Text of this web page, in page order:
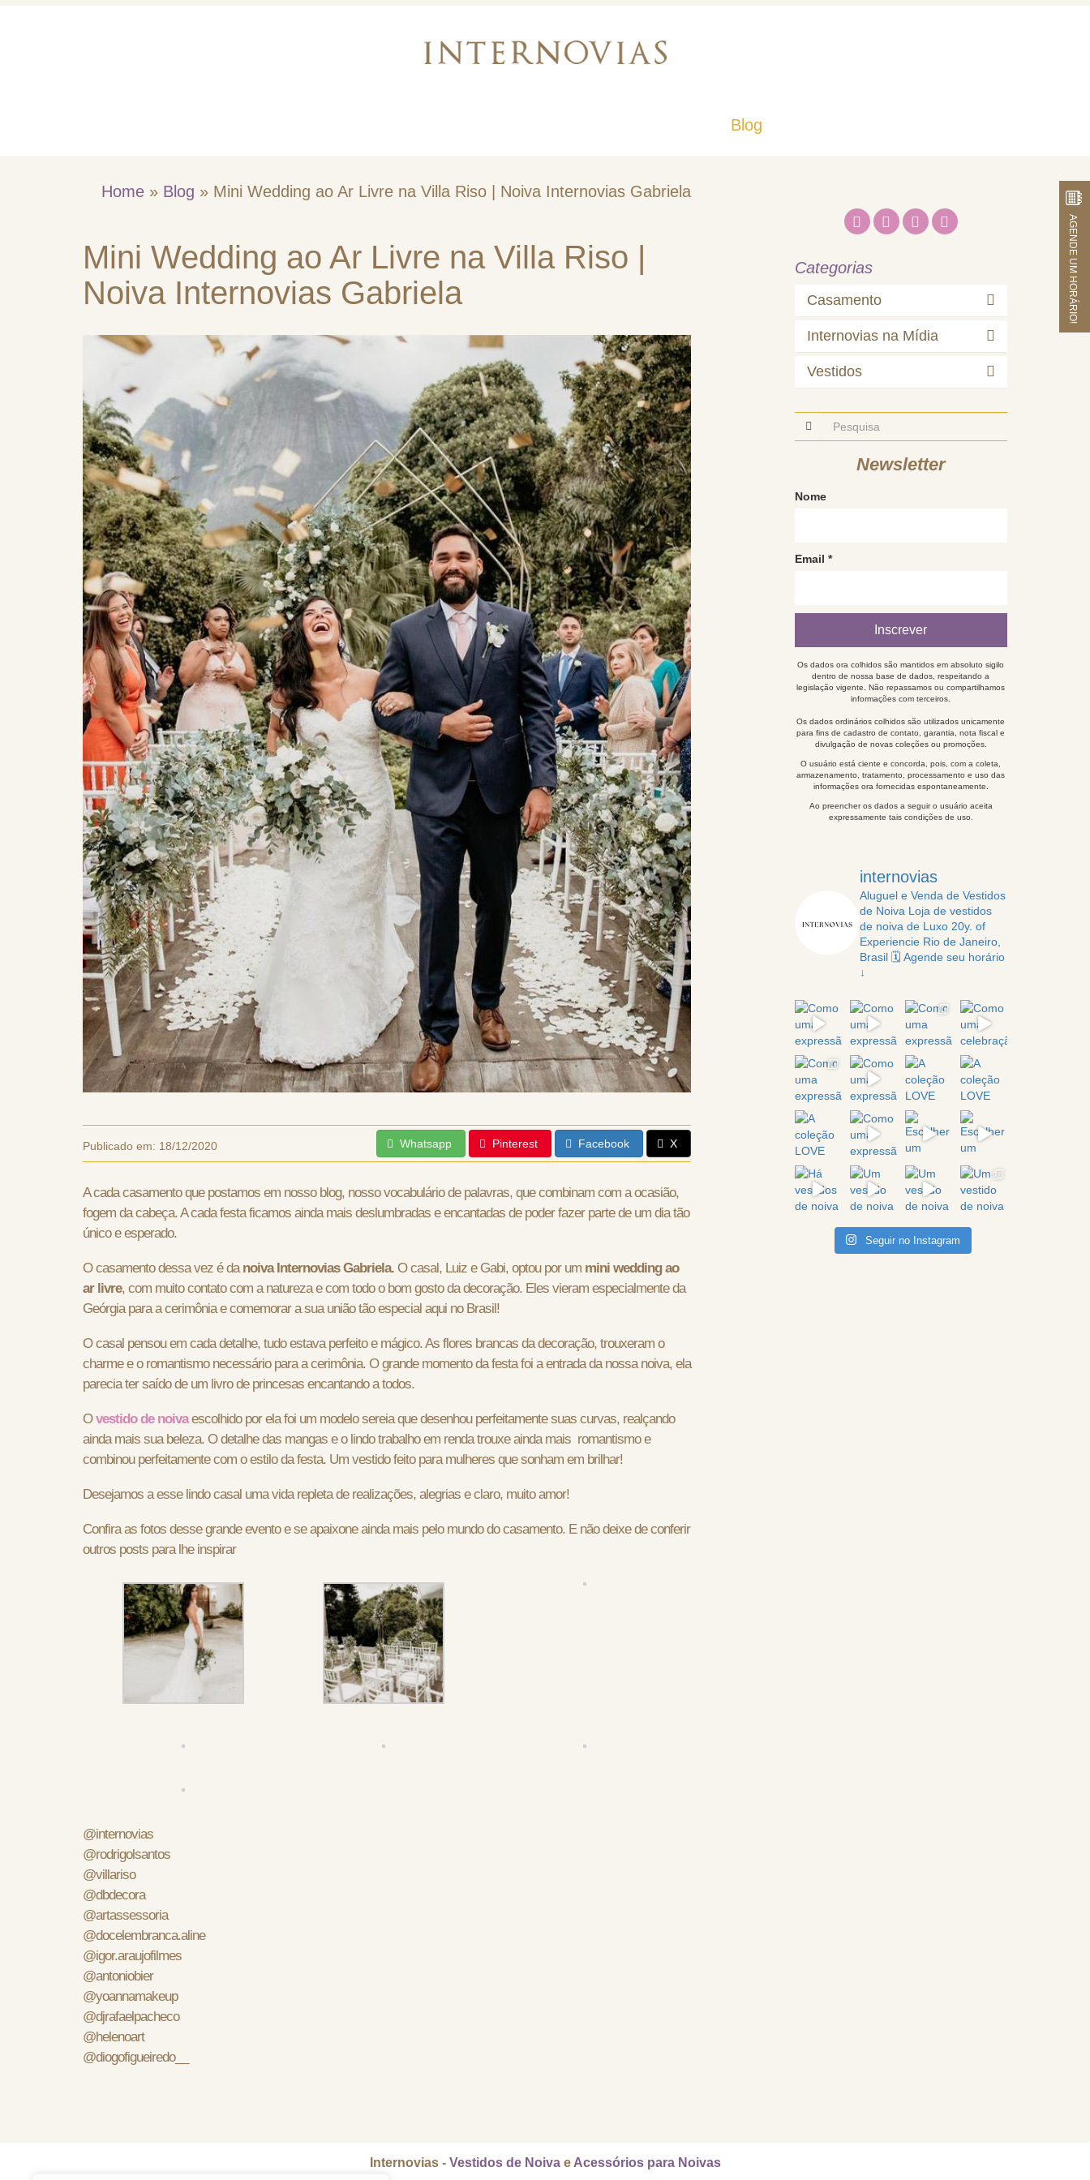
Blog
Home » Blog » Mini Wedding ao Ar Livre na Villa Riso | Noiva Internovias Gabriela
Mini Wedding ao Ar Livre na Villa Riso |
Noiva Internovias Gabriela
Publicado em: 18/12/2020 Whatsapp Pinterest Facebook X
A cada casamento que postamos em nosso blog, nosso vocabulário de palavras, que combinam com a ocasião,
fogem da cabeça. A cada festa ficamos ainda mais deslumbradas e encantadas de poder fazer parte de um dia tão
único e esperado.
O casamento dessa vez é danoiva Internovias Gabriela. O casal, Luiz e Gabi, optou por um mini wedding ao
ar livre, com muito contato com a natureza e com todo o bom gosto da decoração. Eles vieram especialmente da
Geórgia para a cerimônia e comemorar a sua união tão especial aqui no Brasil!
O casal pensou em cada detalhe, tudo estava perfeito e mágico. As flores brancas da decoração, trouxeram o
charme e o romantismo necessário para a cerimônia. O grande momento da festa foi a entrada da nossa noiva, ela
parecia ter saído de um livro de princesas encantando a todos.
Ovestido de noivaescolhido por ela foi um modelo sereia que desenhou perfeitamente suas curvas, realçando
ainda mais sua beleza. O detalhe das mangas e o lindo trabalho em renda trouxe ainda mais romantismo e
combinou perfeitamente com o estilo da festa. Um vestido feito para mulheres que sonham em brilhar!
Desejamos a esse lindo casal uma vida repleta de realizações, alegrias e claro, muito amor!
Confira as fotos desse grande evento e se apaixone ainda mais pelo mundo do casamento. E não deixe de conferir
outros posts para lhe inspirar
@internovias
@rodrigolsantos
@villariso
@dbdecora
@artassessoria
@docelembranca.aline
@igor.araujofilmes
@antoniobier
@yoannamakeup
@djrafaelpacheco
@helenoart
@diogofigueiredo__
Categorias
Casamento
Internovias na Mídia
Vestidos
Newsletter
Nome
Email *
Os dados ora colhidos são mantidos em absoluto sigilo
dentro de nossa base de dados, respeitando a
legislação vigente. Não repassamos ou compartilhamos
informações com terceiros.
Os dados ordinários colhidos são utilizados unicamente
para fins de cadastro de contato, garantia, nota fiscal e
divulgação de novas coleções ou promoções.
O usuário está ciente e concorda, pois, com a coleta,
armazenamento, tratamento, processamento e uso das
informações ora fornecidas espontaneamente.
Ao preencher os dados a seguir o usuário aceita
expressamente tais condições de uso.
internovias
Aluguel e Venda de Vestidos
de Noiva Loja de vestidos
de noiva de Luxo20y. of
ExperiencieRio de Janeiro,
Brasil 🗓️ Agende seu horário
↓
Seguir no Instagram
Internovias - Vestidos de Noivae Acessórios para Noivas
AGENDE UM HORÁRIO!